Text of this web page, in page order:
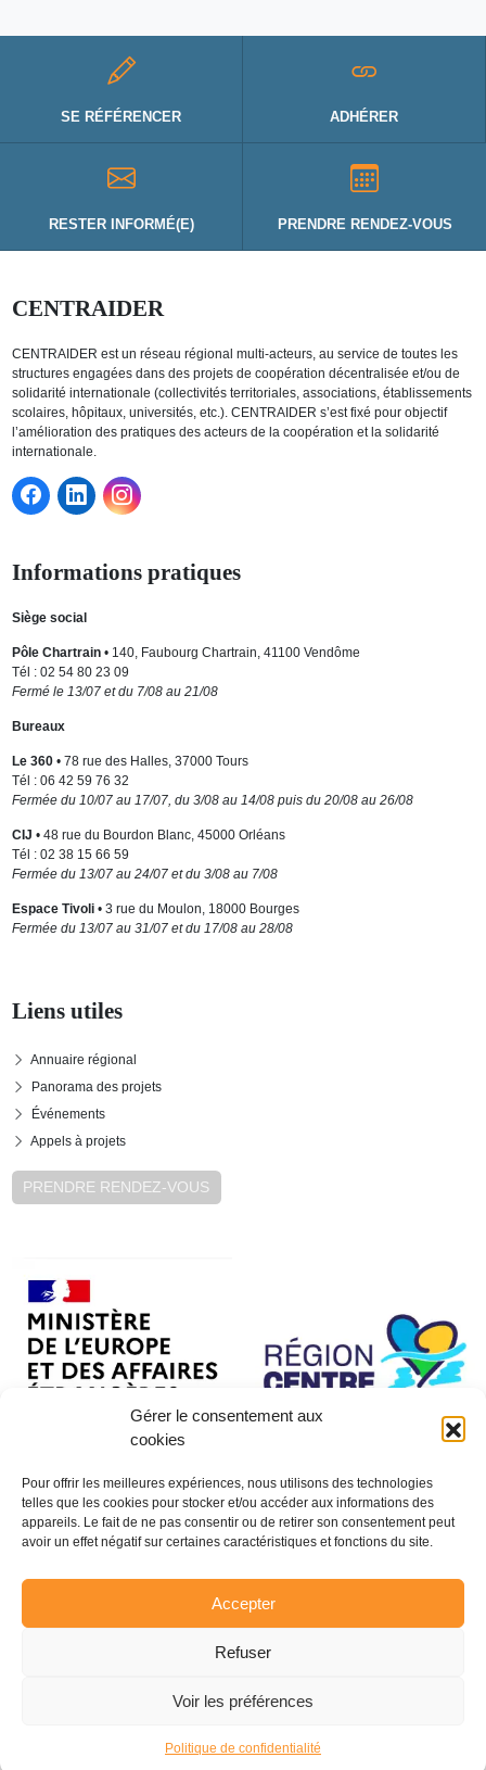
Gérer le consentement aux
cookies
Pour offrir les meilleures expériences, nous utilisons des technologies
telles que les cookies pour stocker et/ou accéder aux informations des
appareils. Le fait de ne pas consentir ou de retirer son consentement peut
avoir un effet négatif sur certaines caractéristiques et fonctions du site.
Accepter
Refuser
Voir les préférences
Politique de confidentialité
SE RÉFÉRENCER ADHÉRER
RESTER INFORMÉ(E) PRENDRE RENDEZ-VOUS
CENTRAIDER
CENTRAIDER est un réseau régional multi-acteurs, au service de toutes les
structures engagées dans des projets de coopération décentralisée et/ou de
solidarité internationale (collectivités territoriales, associations, établissements
scolaires, hôpitaux, universités, etc.). CENTRAIDER s’est fixé pour objectif
l’amélioration des pratiques des acteurs de la coopération et la solidarité
internationale.
Informations pratiques
Siège social
Pôle Chartrain• 140, Faubourg Chartrain, 41100 Vendôme
Tél : 02 54 80 23 09
Fermé le 13/07 et du 7/08 au 21/08
Bureaux
Le 360• 78 rue des Halles, 37000 Tours
Tél : 06 42 59 76 32
Fermée du 10/07 au 17/07, du 3/08 au 14/08 puis du 20/08 au 26/08
CIJ • 48 rue du Bourdon Blanc, 45000 Orléans
Tél : 02 38 15 66 59
Fermée du 13/07 au 24/07 et du 3/08 au 7/08
Espace Tivoli• 3 rue du Moulon, 18000 Bourges
Fermée du 13/07 au 31/07 et du 17/08 au 28/08
Liens utiles
Annuaire régional
Panorama des projets
Événements
Appels à projets
PRENDRE RENDEZ-VOUS
Réalisation :La Luciole Digitale